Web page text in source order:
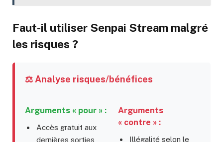
Faut-il utiliser Senpai Stream malgré
les risques ?
⚖️ Analyse risques/bénéfices
Arguments « pour » :
Accès gratuit aux
dernières sorties
Arguments
« contre » :
Illégalité selon le